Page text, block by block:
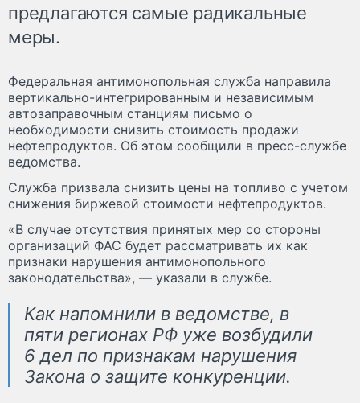
предлагаются самые радикальные
меры.
Федеральная антимонопольная служба направила
вертикально-интегрированным и независимым
автозаправочным станциям письмо о
необходимости снизить стоимость продажи
нефтепродуктов. Об этом сообщили в пресс-службе
ведомства.
Служба призвала снизить цены на топливо с учетом
снижения биржевой стоимости нефтепродуктов.
«В случае отсутствия принятых мер со стороны
организаций ФАС будет рассматривать их как
признаки нарушения антимонопольного
законодательства», — указали в службе.
Как напомнили в ведомстве, в
пяти регионах РФ уже возбудили
6 дел по признакам нарушения
Закона о защите конкуренции.